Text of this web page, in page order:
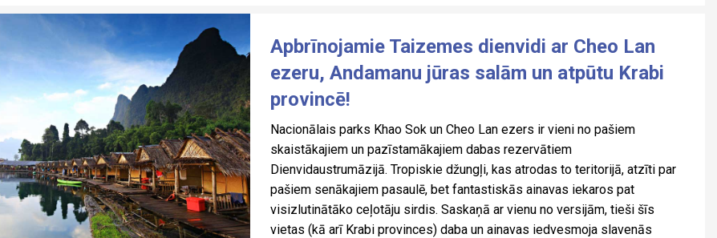
Apbrīnojamie Taizemes dienvidi ar Cheo Lan
ezeru, Andamanu jūras salām un atpūtu Krabi
provincē!
Nacionālais parks Khao Sok un Cheo Lan ezers ir vieni no pašiem
skaistākajiem un pazīstamākajiem dabas rezervātiem
Dienvidaustrumāzijā. Tropiskie džungļi, kas atrodas to teritorijā, atzīti par
pašiem senākajiem pasaulē, bet fantastiskās ainavas iekaros pat
visizlutinātāko ceļotāju sirdis. Saskaņā ar vienu no versijām, tieši šīs
vietas (kā arī Krabi provinces) daba un ainavas iedvesmoja slavenās